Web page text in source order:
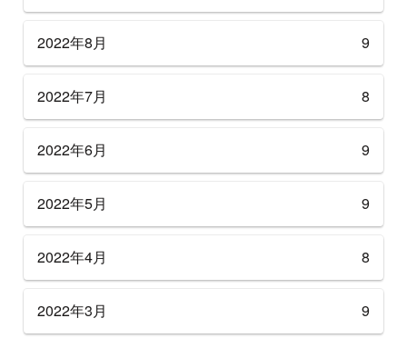
2022年8月 9
2022年7月 8
2022年6月 9
2022年5月 9
2022年4月 8
2022年3月 9